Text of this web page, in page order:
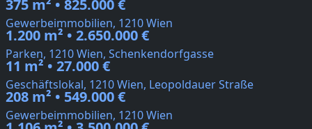
375 m² • 825.000 €
Gewerbeimmobilien, 1210 Wien
1.200 m² • 2.650.000 €
Parken, 1210 Wien, Schenkendorfgasse
11 m² • 27.000 €
Geschäftslokal, 1210 Wien, Leopoldauer Straße
208 m² • 549.000 €
Gewerbeimmobilien, 1210 Wien